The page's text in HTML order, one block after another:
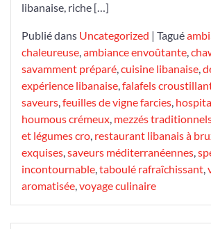
libanaise, riche […]
Publié dans Uncategorized | Tagué
chaleureuse,ambiance envoûtante,
savamment préparé,cuisine libanaise,
expérience libanaise,falafels
saveurs,feuilles de vigne farcies,
houmous crémeux, mezzés
et légumes cro, restaurant libanais à
exquises,saveurs méditerranéennes,
incontournable,taboulé rafraîchissant,
aromatisée,voyage culinaire